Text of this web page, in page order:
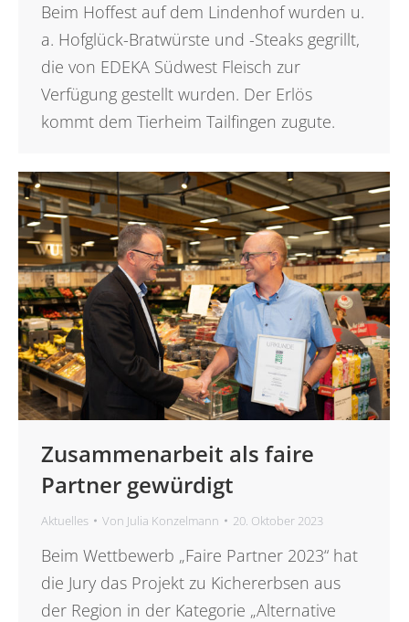
Beim Hoffest auf dem Lindenhof wurden u.
a. Hofglück-Bratwürste und -Steaks gegrillt,
die von EDEKA Südwest Fleisch zur
Verfügung gestellt wurden. Der Erlös
kommt dem Tierheim Tailfingen zugute.
Zusammenarbeit als faire
Partner gewürdigt
Aktuelles Von Julia Konzelmann 20. Oktober 2023
Beim Wettbewerb „Faire Partner 2023“ hat
die Jury das Projekt zu Kichererbsen aus
der Region in der Kategorie „Alternative